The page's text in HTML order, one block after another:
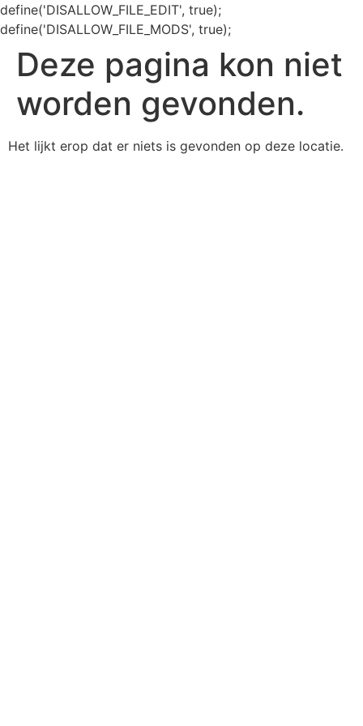
define('DISALLOW_FILE_EDIT', true);
define('DISALLOW_FILE_MODS', true);
Deze pagina kon niet
worden gevonden.
Het lijkt erop dat er niets is gevonden op deze locatie.